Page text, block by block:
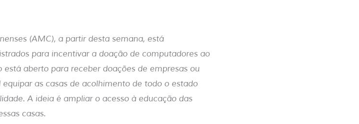
(AMC), a partir desta semana, está
para incentivar a doação de computadores ao
está aberto para receber doações de empresas ou
as casas de acolhimento de todo o estado
A ideia é ampliar o acesso à educação das
casas.